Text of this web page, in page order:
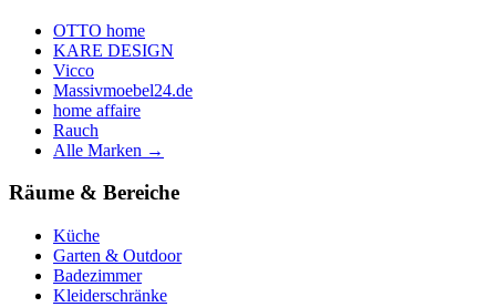
OTTO home
KARE DESIGN
Vicco
Massivmoebel24.de
home affaire
Rauch
Alle Marken →
Räume & Bereiche
Küche
Garten & Outdoor
Badezimmer
Kleiderschränke